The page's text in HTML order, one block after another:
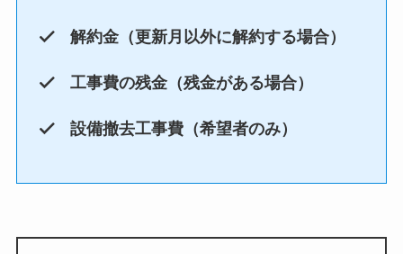
解約金（更新月以外に解約する場合）
工事費の残金（残金がある場合）
設備撤去工事費（希望者のみ）